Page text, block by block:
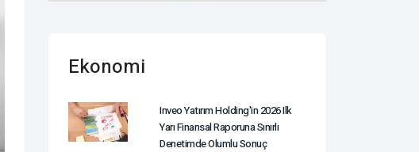
Ekonomi
Inveo Yatırım Holding'in 2026 Ilk
Yarı Finansal Raporuna Sınırlı
Denetimde Olumlu Sonuç